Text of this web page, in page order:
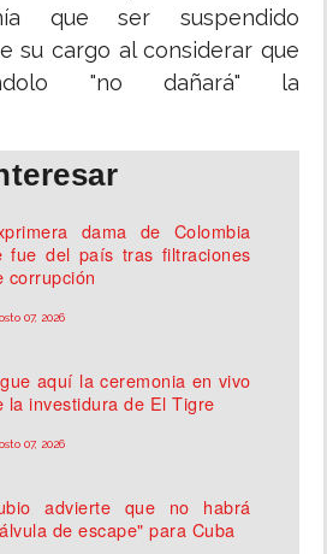
que ser suspendido
su cargo al considerar que
"no dañará" la
dama de Colombia
fue del país tras filtraciones
corrupción
07, 2026
aquí la ceremonia en vivo
la investidura de El Tigre
07, 2026
advierte que no habrá
de escape" para Cuba